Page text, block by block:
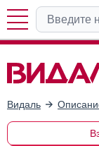
Видаль